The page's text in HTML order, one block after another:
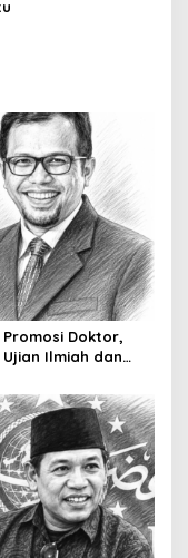
Promosi Doktor,
Ilmiah dan